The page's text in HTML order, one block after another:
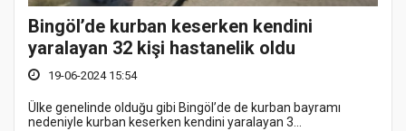
Bingöl’de kurban keserken kendini
yaralayan 32 kişi hastanelik oldu
19-06-2024 15:54
Ülke genelinde olduğu gibi Bingöl’de de kurban bayramı
nedeniyle kurban keserken kendini yaralayan 3...